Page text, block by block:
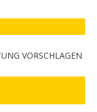
VORSCHLAGEN